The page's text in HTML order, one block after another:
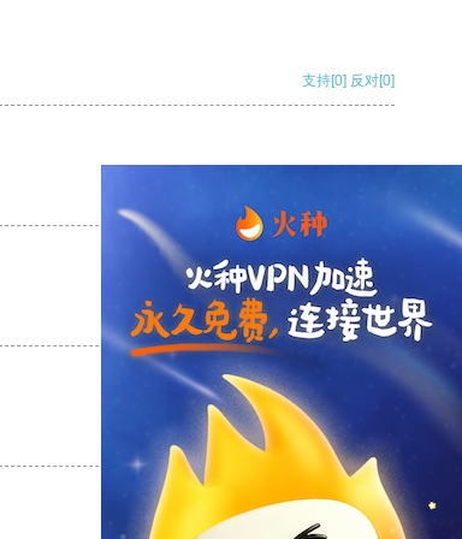
支持[0] 反对[0]
支持 [0] 反对[0]
支持[0] 反对